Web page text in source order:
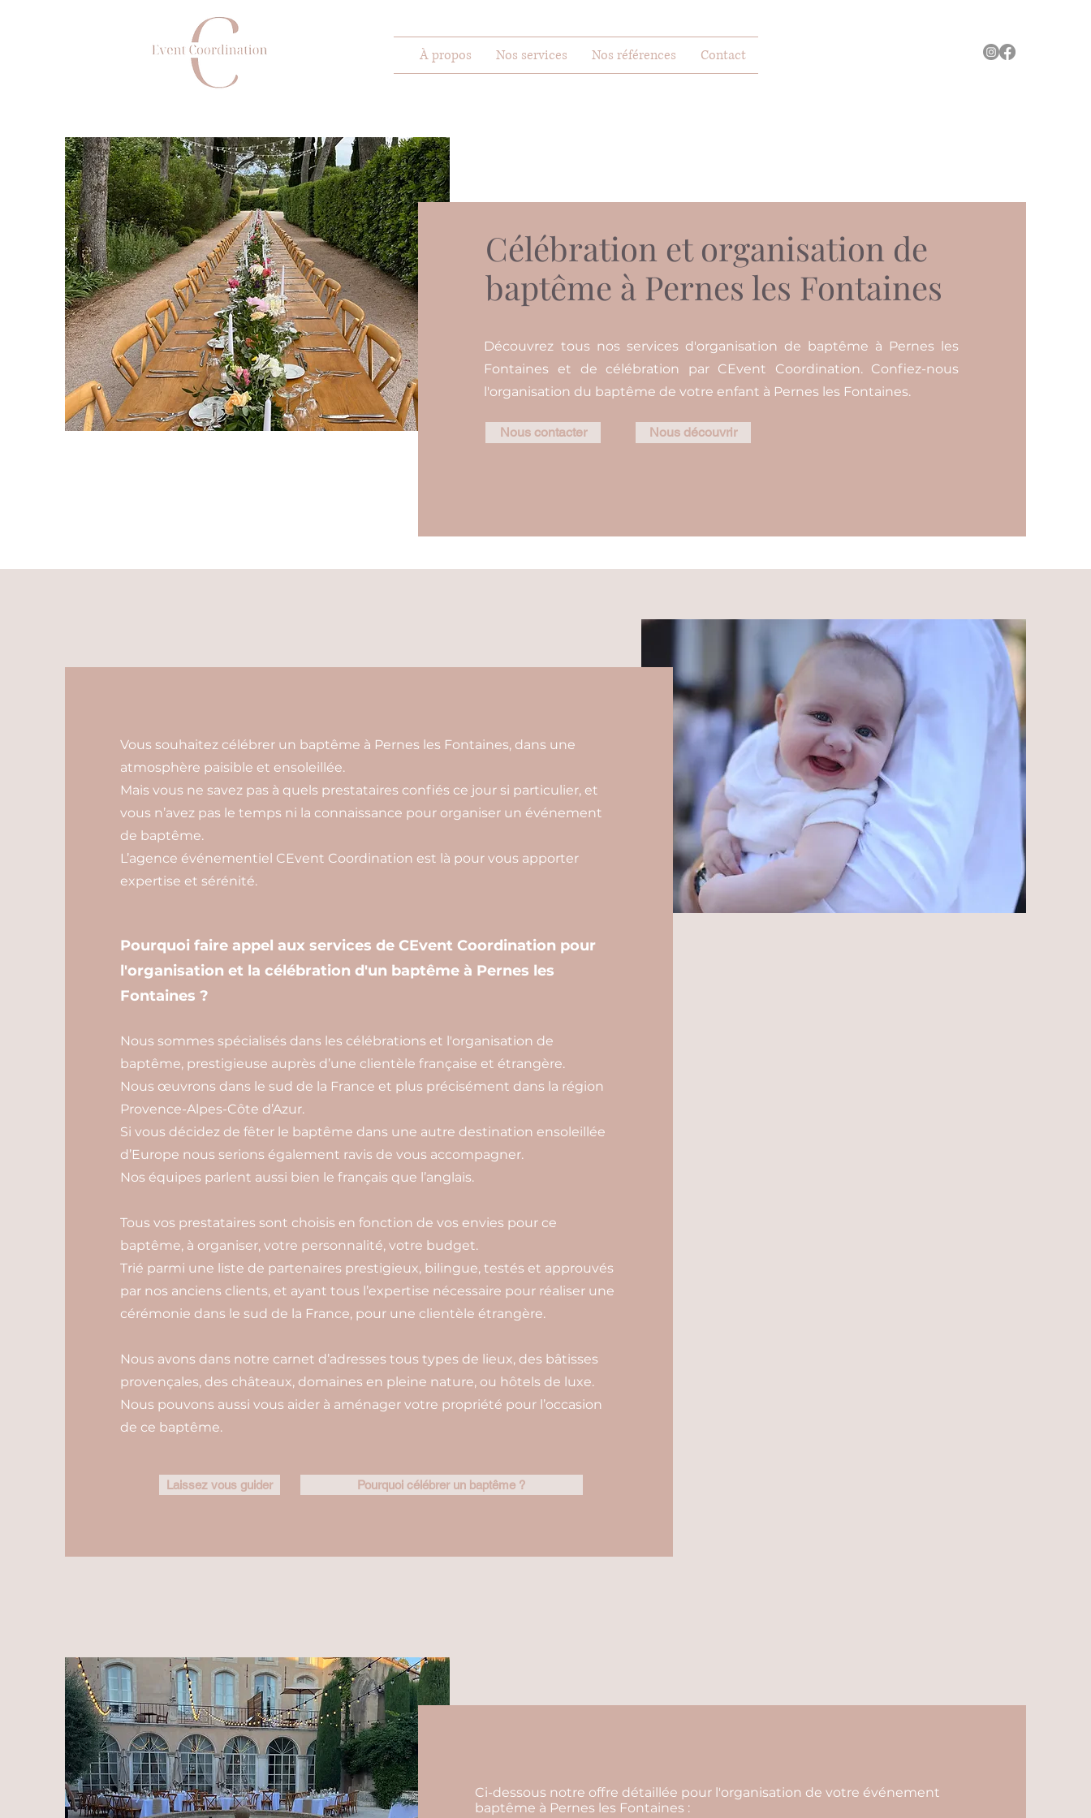
À propos Nos services Nos références Contact
Célébration et organisation de
baptême à Pernes les Fontaines
Découvrez tous nos services d'organisation de baptême à Pernes les
Fontaines et de célébration par CEvent Coordination. Confiez-nous
l'organisation du baptême de votre enfant à Pernes les Fontaines.
Nous contacter Nous découvrir
Vous souhaitez célébrer un baptême à Pernes les Fontaines, dans une
atmosphère paisible et ensoleillée.
Mais vous ne savez pas à quels prestataires confiés ce jour si particulier, et
vous n’avez pas le temps ni la connaissance pour organiser un événement
de baptême.
L’agence événementiel CEvent Coordination est là pour vous apporter
expertise et sérénité.
Pourquoi faire appel aux services de CEvent Coordination pour
l'organisation et la célébration d'un baptême à Pernes les
Fontaines ?
Nous sommes spécialisés dans les célébrations et l'organisation de
baptême, prestigieuse auprès d’une clientèle française et étrangère.
Nous œuvrons dans le sud de la France et plus précisément dans la région
Provence-Alpes-Côte d’Azur.
Si vous décidez de fêter le baptême dans une autre destination ensoleillée
d’Europe nous serions également ravis de vous accompagner.
Nos équipes parlent aussi bien le français que l’anglais.
Tous vos prestataires sont choisis en fonction de vos envies pour ce
baptême, à organiser, votre personnalité, votre budget.
Trié parmi une liste de partenaires prestigieux, bilingue, testés et approuvés
par nos anciens clients, et ayant tous l’expertise nécessaire pour réaliser une
cérémonie dans le sud de la France, pour une clientèle étrangère.
Nous avons dans notre carnet d’adresses tous types de lieux, des bâtisses
provençales, des châteaux, domaines en pleine nature, ou hôtels de luxe.
Nous pouvons aussi vous aider à aménager votre propriété pour l’occasion
de ce baptême.
Laissez vous guider Pourquoi célébrer un baptême ?
Ci-dessous notre offre détaillée pour l'organisation de votre événement
baptême à Pernes les Fontaines :